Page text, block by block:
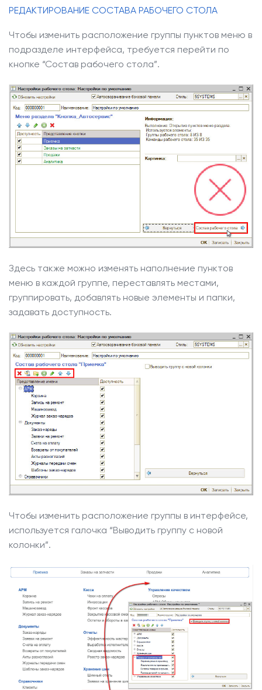
РЕДАКТИРОВАНИЕ СОСТАВА РАБОЧЕГО СТОЛА
Чтобы изменить расположение группы пунктов меню в
подразделе интерфейса, требуется перейти по
кнопке “Состав рабочего стола”.
Здесь также можно изменять наполнение пунктов
меню в каждой группе, переставлять местами,
группировать, добавлять новые элементы и папки,
задавать доступность.
Чтобы изменить расположение группы в интерфейсе,
используется галочка “Выводить группу с новой
колонки”.